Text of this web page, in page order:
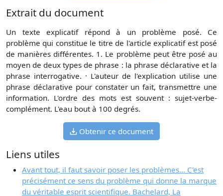
Extrait du document
Un texte explicatif répond à un problème posé. Ce
problème qui constitue le titre de l'article explicatif est posé
de manières différentes. 1. Le problème peut être posé au
moyen de deux types de phrase : la phrase déclarative et la
phrase interrogative. · L'auteur de l'explication utilise une
phrase déclarative pour constater un fait, transmettre une
information. L'ordre des mots est souvent : sujet-verbe-
complément. L'eau bout à 100 degrés.
Obtenir ce document
Liens utiles
Avant tout, il faut savoir poser les problèmes... C'est
précisément ce sens du problème qui donne la marque
du véritable esprit scientifique. Bachelard, La